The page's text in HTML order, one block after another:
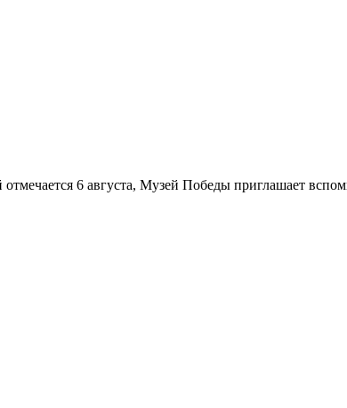
6 августа, Музей Победы приглашает